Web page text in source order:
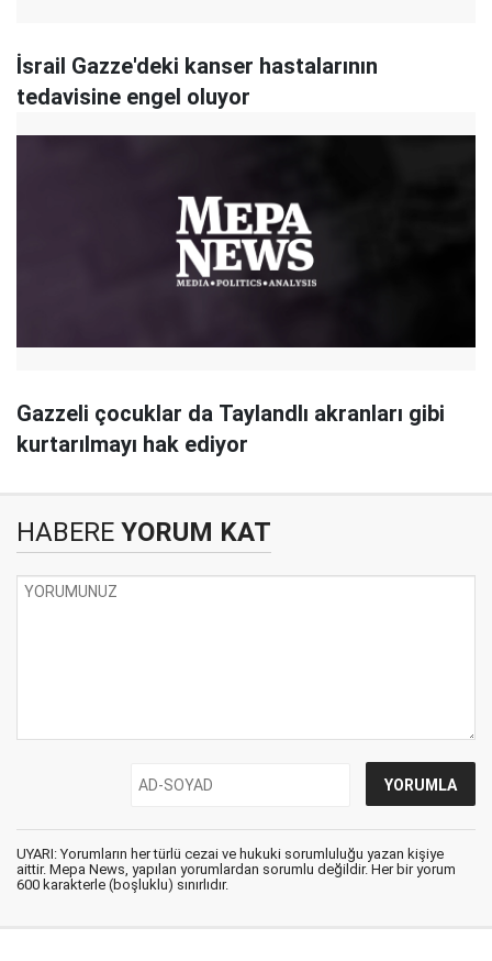
İsrail Gazze'deki kanser hastalarının
tedavisine engel oluyor
Gazzeli çocuklar da Taylandlı akranları gibi
kurtarılmayı hak ediyor
HABERE YORUM KAT
UYARI: Yorumların her türlü cezai ve hukuki sorumluluğu yazan kişiye
aittir. Mepa News, yapılan yorumlardan sorumlu değildir. Her bir yorum
600 karakterle (boşluklu) sınırlıdır.